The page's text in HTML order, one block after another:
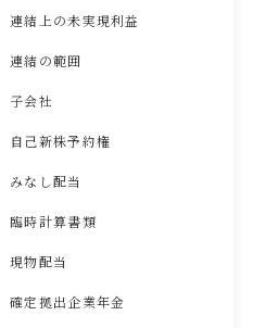
連結上の未実現利益
連結の範囲
子会社
自己新株予約権
みなし配当
臨時計算書類
現物配当
確定拠出企業年金